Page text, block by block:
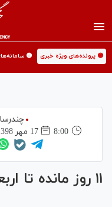
🟡 پرونده‌های ویژه خبری 🟡
8:00
17 مهر 1398
۱۱ روز مانده تا اربعین حسینی (ع)